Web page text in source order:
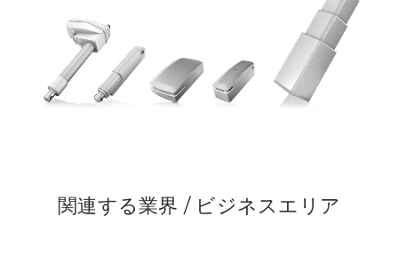
関連する業界 / ビジネスエリア